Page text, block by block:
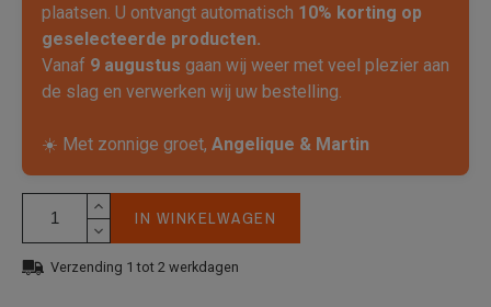
plaatsen. U ontvangt automatisch 10% korting op
geselecteerde producten.
Vanaf 9 augustus gaan wij weer met veel plezier aan
de slag en verwerken wij uw bestelling.
☀️ Met zonnige groet, Angelique & Martin
IN WINKELWAGEN
Verzending 1 tot 2 werkdagen